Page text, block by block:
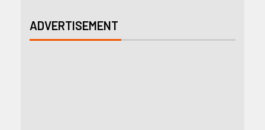
ADVERTISEMENT